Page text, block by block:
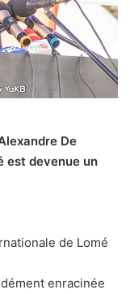
De
est devenue un
de Lomé
enracinée